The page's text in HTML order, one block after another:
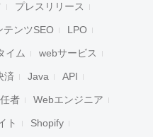
プレスリリース
テンツSEO LPO
イム webサービス
済 Java API
者 Webエンジニア
ト Shopify